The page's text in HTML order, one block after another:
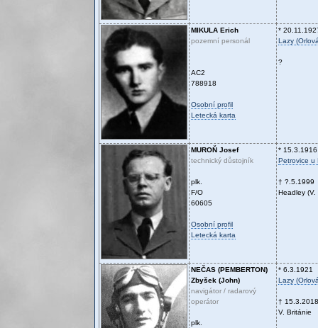
MIKULA Erich
pozemní personál
AC2
788918
Osobní profil
Letecká karta
*
Lazy
?
MUROŇ Josef
technický důstojník
plk.
F/O
60605
Osobní profil
Letecká karta
* 15.3.1916
Petrovice u
† ?.5.1999
Headley (V.
NEČAS (PEMBERTON)
Zbyšek (John)
navigátor / radarový
operátor
plk.
* 6.3.1921
Lazy
† 15.3.2018
V. Británie